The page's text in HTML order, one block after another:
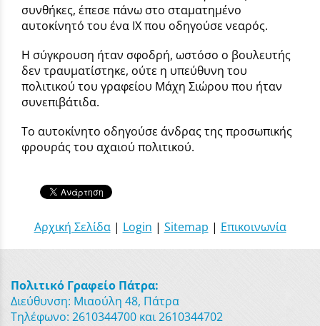
συνθήκες, έπεσε πάνω στο σταματημένο
αυτοκίνητό του ένα ΙΧ που οδηγούσε νεαρός.
Η σύγκρουση ήταν σφοδρή, ωστόσο ο βουλευτής
δεν τραυματίστηκε, ούτε η υπεύθυνη του
πολιτικού του γραφείου Μάχη Σιώρου που ήταν
συνεπιβάτιδα.
Το αυτοκίνητο οδηγούσε άνδρας της προσωπικής
φρουράς του αχαιού πολιτικού.
Αρχική Σελίδα| Login | Sitemap | Επικοινωνία
Πολιτικό Γραφείο Πάτρα:
Διεύθυνση: Μιαούλη 48, Πάτρα
Τηλέφωνο: 2610344700 και 2610344702